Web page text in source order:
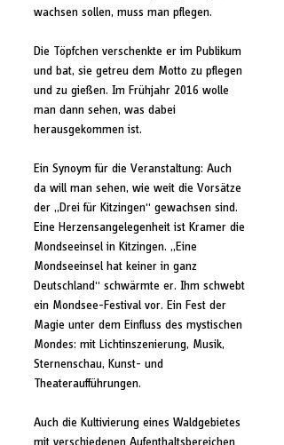
wachsen sollen, muss man pflegen.
Die Töpfchen verschenkte er im Publikum
und bat, sie getreu dem Motto zu pflegen
und zu gießen. Im Frühjahr 2016 wolle
man dann sehen, was dabei
herausgekommen ist.
Ein Synoym für die Veranstaltung: Auch
da will man sehen, wie weit die Vorsätze
der „Drei für Kitzingen“ gewachsen sind.
Eine Herzensangelegenheit ist Kramer die
Mondseeinsel in Kitzingen. „Eine
Mondseeinsel hat keiner in ganz
Deutschland“ schwärmte er. Ihm schwebt
ein Mondsee-Festival vor. Ein Fest der
Magie unter dem Einfluss des mystischen
Mondes: mit Lichtinszenierung, Musik,
Sternenschau, Kunst- und
Theateraufführungen.
Auch die Kultivierung eines Waldgebietes
mit verschiedenen Aufenthaltsbereichen